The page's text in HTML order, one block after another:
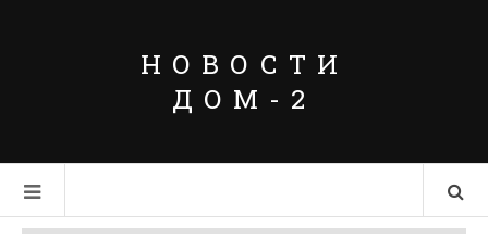
НОВОСТИ
ДОМ-2